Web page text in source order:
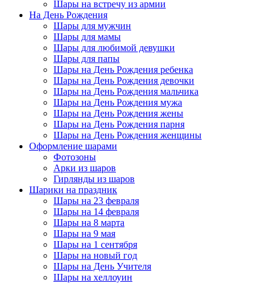
Шары на встречу из армии
На День Рождения
Шары для мужчин
Шары для мамы
Шары для любимой девушки
Шары для папы
Шары на День Рождения ребенка
Шары на День Рождения девочки
Шары на День Рождения мальчика
Шары на День Рождения мужа
Шары на День Рождения жены
Шары на День Рождения парня
Шары на День Рождения женщины
Оформление шарами
Фотозоны
Арки из шаров
Гирлянды из шаров
Шарики на праздник
Шары на 23 февраля
Шары на 14 февраля
Шары на 8 марта
Шары на 9 мая
Шары на 1 сентября
Шары на новый год
Шары на День Учителя
Шары на хеллоуин